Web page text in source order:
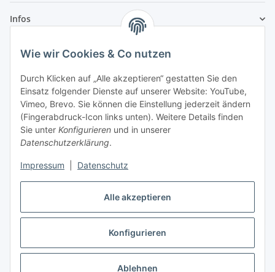
Alle akzeptieren
Konfigurieren
Ablehnen
Wie wir Cookies & Co nutzen
Durch Klicken auf „Alle akzeptieren“ gestatten Sie den
Einsatz folgender Dienste auf unserer Website: YouTube,
Vimeo, Brevo. Sie können die Einstellung jederzeit ändern
(Fingerabdruck-Icon links unten). Weitere Details finden
Sie unter Konfigurieren und in unserer
Datenschutzerklärung.
Impressum Datenschutz
Infos
Laden - Öffnungszeiten:
Montag 09:00Uhr bis
16:00 Uhr
Dienstag
09:00 Uhr bis
17:00 Uhr
Mittwoch
09:00 Uhr bis 16:00 Uhr
Donnerstag
09:00 Uhr bis
17:00 Uhr
Freitag
09:00 Uhr
Samstag
09:00 Uhr
Vertrag widerrufen
* Alle Preise inkl. gesetzlicher USt., zzgl.Versand